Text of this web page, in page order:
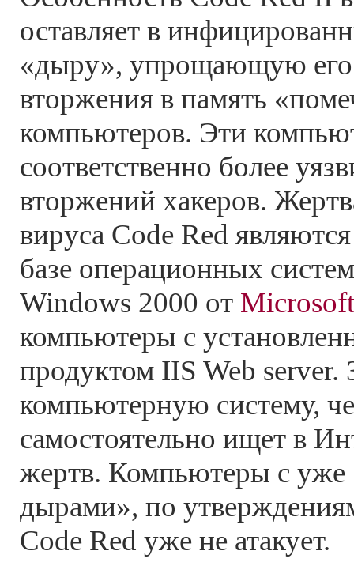
оставляет в
«дыру», упрощающую
вторжения в память
компьютеров. Эти
соответственно более
вторжений хакеров.
вируса Code Red
базе операционных
Windows 2000 от Microsoft
компьютеры с
продуктом IIS Web server.
компьютерную систему,
самостоятельно ищет в
жертв. Компьютеры с
дырами», по
Code Red уже не атакует.